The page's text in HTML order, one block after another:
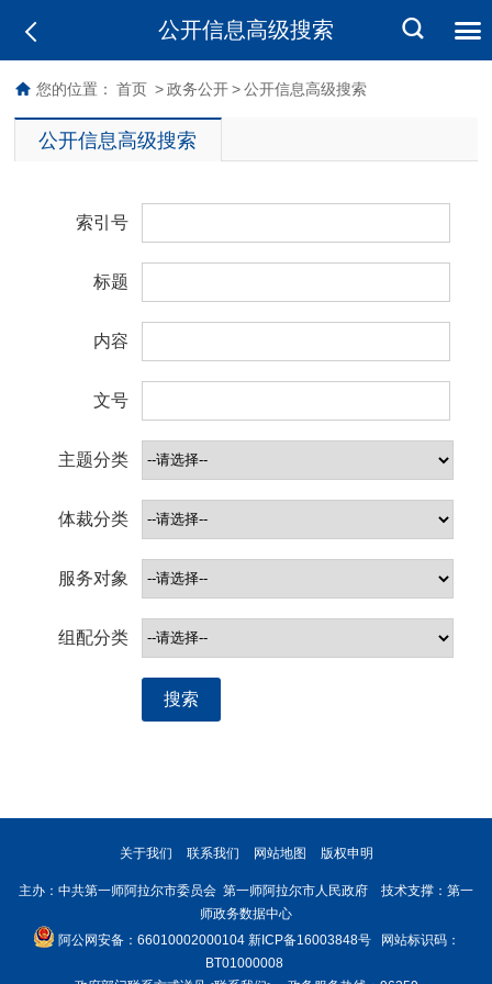
公开信息高级搜索
您的位置： 首页 > 政务公开 > 公开信息高级搜索
公开信息高级搜索
索引号
标题
内容
文号
主题分类
体裁分类
服务对象
组配分类
搜索
关于我们 联系我们 网站地图 版权申明
主办：中共第一师阿拉尔市委员会 第一师阿拉尔市人民政府 技术支撑：第一
师政务数据中心
阿公网安备：66010002000104 新ICP备16003848号网站标识码：
BT01000008